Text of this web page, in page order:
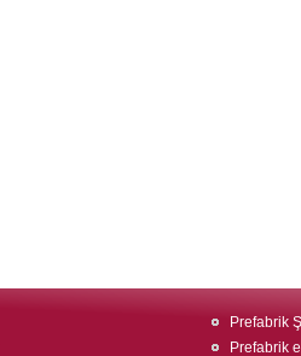
Prefabrik
Prefabrik